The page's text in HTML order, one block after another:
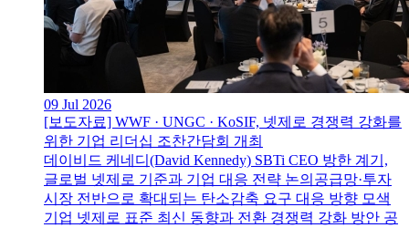
09 Jul 2026
[보도자료] WWF · UNGC · KoSIF, 넷제로 경쟁력 강화를
위한 기업 리더십 조찬간담회 개최
데이비드 케네디(David Kennedy) SBTi CEO 방한 계기,
글로벌 넷제로 기준과 기업 대응 전략 논의공급망·투자
시장 전반으로 확대되는 탄소감축 요구 대응 방향 모색
기업 넷제로 표준 최신 동향과 전환 경쟁력 강화 방안 공